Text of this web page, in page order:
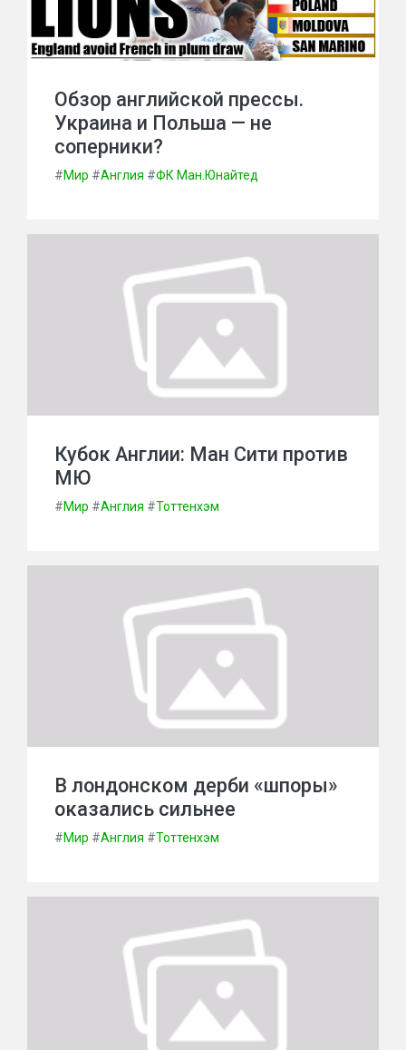
Обзор английской прессы.
Украина и Польша — не
соперники?
#Мир #Англия #ФК Ман.Юнайтед
Кубок Англии: Ман Сити против
МЮ
#Мир #Англия #Тоттенхэм
В лондонском дерби «шпоры»
оказались сильнее
#Мир #Англия #Тоттенхэм